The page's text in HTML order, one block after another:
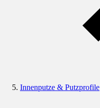
Innenputze & Putzprofile